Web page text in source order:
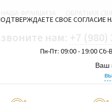
Пн-Пт: 09:00 - 19:00 Сб-
Ваш
СВОЕ